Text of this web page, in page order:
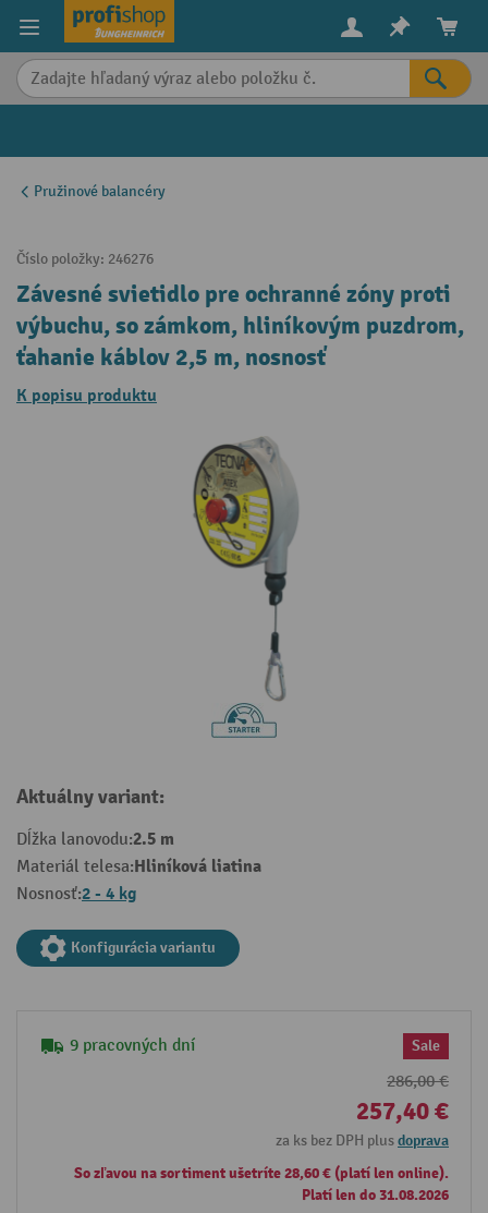
content
Pružinové balancéry
Číslo položky: 246276
Závesné svietidlo pre ochranné zóny proti
výbuchu, so zámkom, hliníkovým puzdrom,
ťahanie káblov 2,5 m, nosnosť
K popisu produktu
Aktuálny variant:
Dĺžka lanovodu:2.5 m
Materiál telesa:Hliníková liatina
Nosnosť:2 - 4 kg
Konfigurácia variantu
9 pracovných dní Sale
286,00 €
257,40 €
za ks bez DPH plusdoprava
So zľavou na sortiment ušetríte 28,60 € (platí len online).
Platí len do 31.08.2026